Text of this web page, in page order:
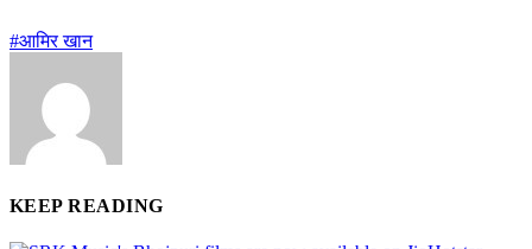
#आमिर खान
KEEP READING